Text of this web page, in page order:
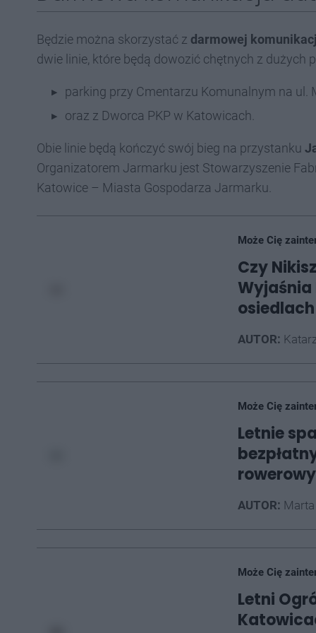
Będzie można skorzystać z darmowej
dwie linie, które będą dowozić chętnych z dużych
parking przy Cmentarzu Komunalnym na
oraz z Dworca PKP w Katowicach.
Obie linie będą kończyć swój bieg na przystanku
Organizatorem Jarmarku jest Stowarzyszenie
Katowice – Miasta Gospodarza Jarmarku.
Może Cię
Czy
Wyjaśnia
AUTOR:
Może Cię
Letnie
AUTOR:
Może Cię
Letni